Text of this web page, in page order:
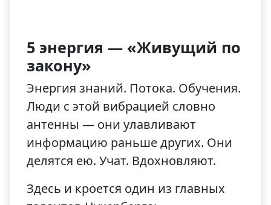
5 энергия — «Живущий по
закону»
Энергия знаний. Потока. Обучения.
Люди с этой вибрацией словно
антенны — они улавливают
информацию раньше других. Они
делятся ею. Учат. Вдохновляют.
Здесь и кроется один из главных